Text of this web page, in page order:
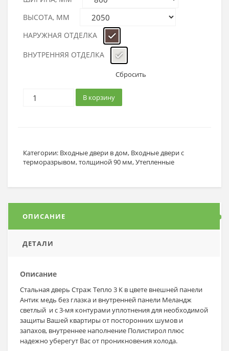
ВЫСОТА, ММ
НАРУЖНАЯ ОТДЕЛКА
ВНУТРЕННЯЯ ОТДЕЛКА
Сбросить
В корзину
Категории: Входные двери в дом, Входные двери с
терморазрывом,толщиной 90 мм,Утепленные
ОПИСАНИЕ
ДЕТАЛИ
Описание
Стальная дверь Страж Тепло 3 К в цвете внешней панели
Антик медь без глазка и внутренней панели Меландж
светлый и с 3-мя контурами уплотнения для необходимой
защиты Вашей квартиры от посторонних шумов и
запахов, внутреннее наполнение Полистирол плюс
надежно уберегут Вас от проникновения холода.